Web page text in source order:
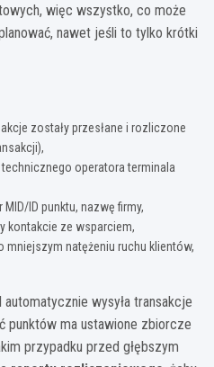
więc wszystko, co może
nawet jeśli to tylko krótki
zostały przesłane i rozliczone
operatora terminala
ID punktu, nazwę firmy,
kontakcie ze wsparciem,
mniejszym natężeniu ruchu klientów,
wysyła transakcje
punktów ma ustawione zbiorcze
przypadku przed głębszym